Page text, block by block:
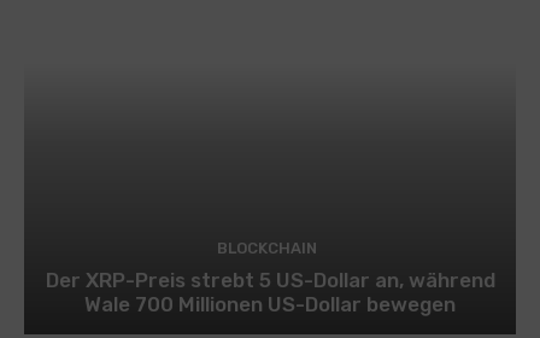
BLOCKCHAIN
Der XRP-Preis strebt 5 US-Dollar an, während
Wale 700 Millionen US-Dollar bewegen